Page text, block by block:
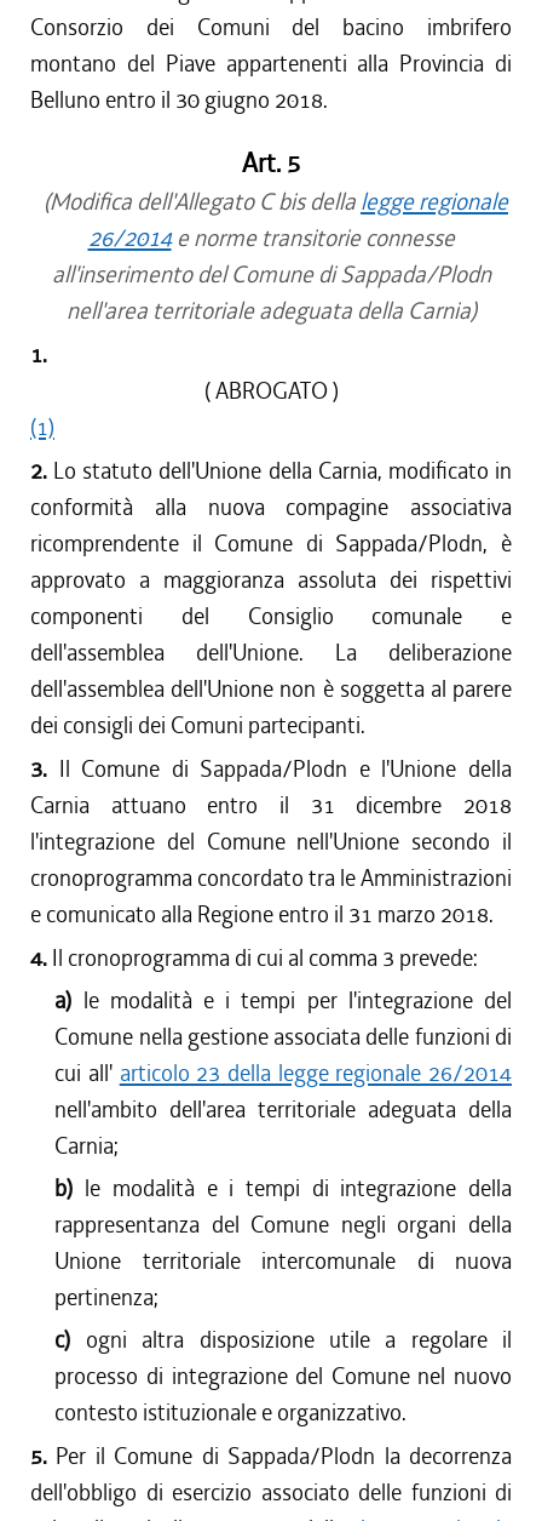
Consorzio dei Comuni del bacino imbrifero
montano del Piave appartenenti alla Provincia di
Belluno entro il 30 giugno 2018.
Art. 5
(Modifica dell'Allegato C bis della legge regionale
26/2014e norme transitorie connesse
all'inserimento del Comune di Sappada/Plodn
nell'area territoriale adeguata della Carnia)
1.
( ABROGATO )
(1)
2. Lo statuto dell'Unione della Carnia, modificato in
conformità alla nuova compagine associativa
ricomprendente il Comune di Sappada/Plodn, è
approvato a maggioranza assoluta dei rispettivi
componenti del Consiglio comunale e
dell'assemblea dell'Unione. La deliberazione
dell'assemblea dell'Unione non è soggetta al parere
dei consigli dei Comuni partecipanti.
3. Il Comune di Sappada/Plodn e l'Unione della
Carnia attuano entro il 31 dicembre 2018
l'integrazione del Comune nell'Unione secondo il
cronoprogramma concordato tra le Amministrazioni
e comunicato alla Regione entro il 31 marzo 2018.
4. Il cronoprogramma di cui al comma 3 prevede:
a) le modalità e i tempi per l'integrazione del
Comune nella gestione associata delle funzioni di
cui all' articolo 23 della legge regionale 26/2014
nell'ambito dell'area territoriale adeguata della
Carnia;
b) le modalità e i tempi di integrazione della
rappresentanza del Comune negli organi della
Unione territoriale intercomunale di nuova
pertinenza;
c) ogni altra disposizione utile a regolare il
processo di integrazione del Comune nel nuovo
contesto istituzionale e organizzativo.
5. Per il Comune di Sappada/Plodn la decorrenza
dell'obbligo di esercizio associato delle funzioni di